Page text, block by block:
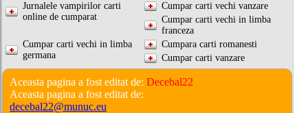
Jurnalele vampirilor carti
online de cumparat
Cumpar carti vechi vanzare
Cumpar carti vechi in limba
franceza
Cumpar carti vechi in limba
germana
Cumpara carti romanesti
Cumpar carti vanzare
Aceasta pagina a fost editat de: Decebal22
Aceasta pagina a fost editat de:
decebal22@munuc.eu